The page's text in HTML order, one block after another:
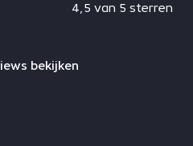
4,5 van 5 sterren
bekijken